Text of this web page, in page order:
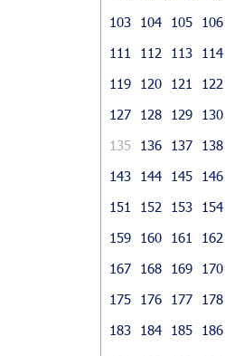
103
104 105 106
111
112 113 114
119
120 121 122
127
128 129 130
135
136 137 138
143
144 145 146
151
152 153 154
159
160 161 162
167
168 169 170
175
176 177 178
183
184 185 186